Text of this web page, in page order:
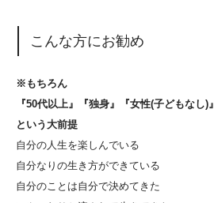
こんな方にお勧め
※もちろん
『50代以上』『独身』『女性(子どもなし)』
という大前提
自分の人生を楽しんでいる
自分なりの生き方ができている
自分のことは自分で決めてきた